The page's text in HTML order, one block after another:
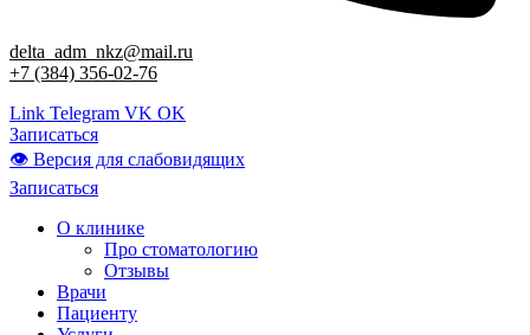
delta_adm_nkz@mail.ru
+7 (384) 356-02-76
Link Telegram VK OK
Записаться
👁 Версия для слабовидящих
Записаться
О клинике
Про стоматологию
Отзывы
Врачи
Пациенту